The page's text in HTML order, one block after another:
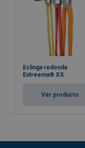
Certificación:
except material
Nota:
Aviso:
Coeficiente de
Eslinga redonda
Extreema® XS
Ver producto